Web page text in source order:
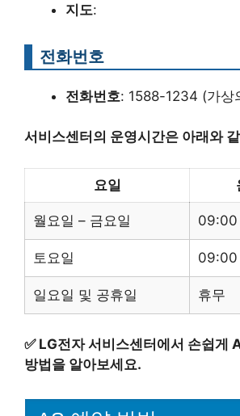
지도:
전화번호
전화번호: 1588-1234 (가상
서비스센터의 운영시간은 아래와
요일
월요일 – 금요일 09:00
토요일 09:00
일요일 및 공휴일 휴무
✅ LG전자 서비스센터에서 손쉽게
방법을 알아보세요.